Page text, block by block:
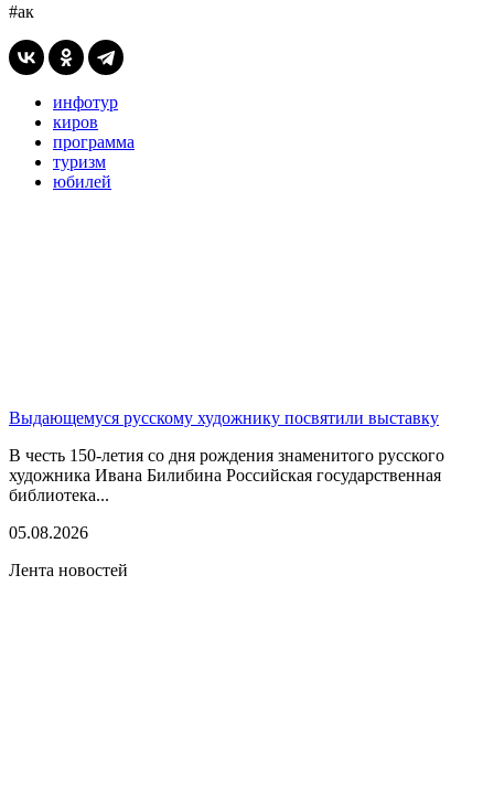
#ак
инфотур
киров
программа
туризм
юбилей
Выдающемуся русскому художнику посвятили выставку
В честь 150-летия со дня рождения знаменитого русского
художника Ивана Билибина Российская государственная
библиотека...
05.08.2026
Лента новостей